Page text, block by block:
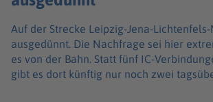
Auf der Strecke Leipzig-Jena-
ausgedünnt. Die Nachfrage sei hier
es von der Bahn. Statt fünf IC-
gibt es dort künftig nur noch zwei